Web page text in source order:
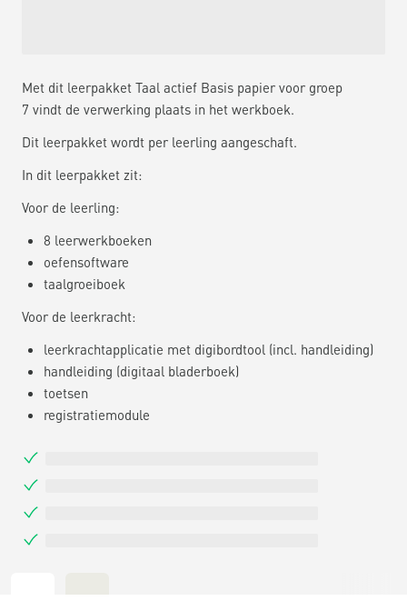
Met dit leerpakket Taal actief Basis papier voor groep
7 vindt de verwerking plaats in het werkboek.
Dit leerpakket wordt per leerling aangeschaft.
In dit leerpakket zit:
Voor de leerling:
8 leerwerkboeken
oefensoftware
taalgroeiboek
Voor de leerkracht:
leerkrachtapplicatie met digibordtool (incl. handleiding)
handleiding (digitaal bladerboek)
toetsen
registratiemodule